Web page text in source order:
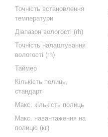
Точність встановлення
температури
Діапазон вологості (rh)
Точність налаштування
вологості (rh)
Таймер
Кількість полиць,
стандарт
Макс. кількість полиць
Макс. навантаження на
полицю (кг)